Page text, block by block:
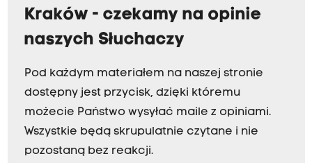
Kraków - czekamy na opinie
naszych Słuchaczy
Pod każdym materiałem na naszej stronie
dostępny jest przycisk, dzięki któremu
możecie Państwo wysyłać maile z opiniami.
Wszystkie będą skrupulatnie czytane i nie
pozostaną bez reakcji.